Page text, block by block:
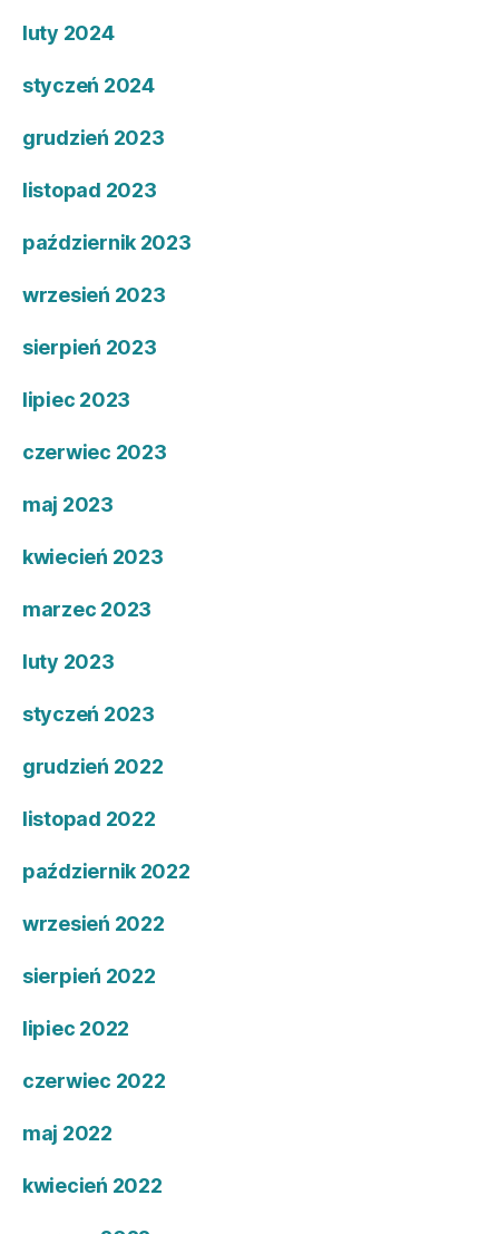
luty 2024
styczeń 2024
grudzień 2023
listopad 2023
październik 2023
wrzesień 2023
sierpień 2023
lipiec 2023
czerwiec 2023
maj 2023
kwiecień 2023
marzec 2023
luty 2023
styczeń 2023
grudzień 2022
listopad 2022
październik 2022
wrzesień 2022
sierpień 2022
lipiec 2022
czerwiec 2022
maj 2022
kwiecień 2022